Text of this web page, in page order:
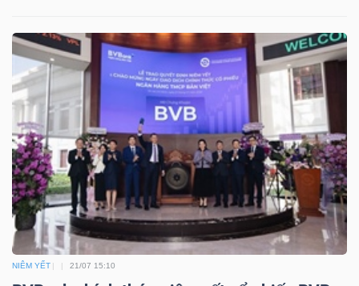
NIÊM YẾT 21/07 15:10